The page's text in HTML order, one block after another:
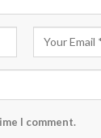
I comment.